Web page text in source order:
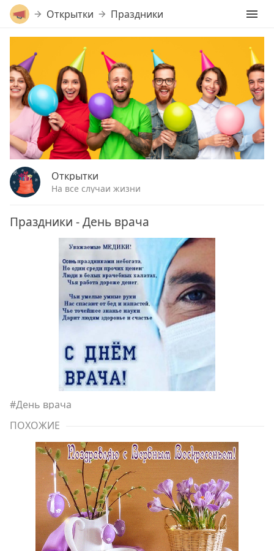
Открытки Праздники
Открытки
На все случаи жизни
Праздники - День врача
#День врача
ПОХОЖИЕ